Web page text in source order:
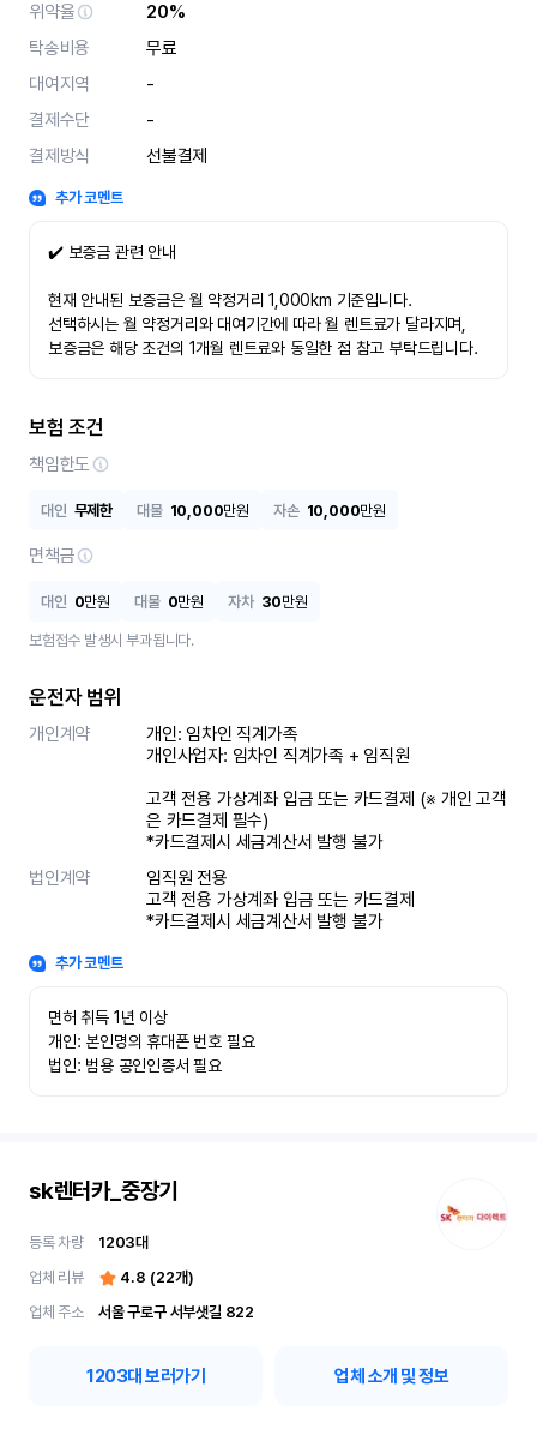
위약율
20%
탁송비용
무료
대여지역
-
결제수단
-
결제방식
선불결제
추가 코멘트
✔️ 보증금 관련 안내
현재 안내된 보증금은 월 약정거리 1,000km 기준입니다.
선택하시는 월 약정거리와 대여기간에 따라 월 렌트료가 달라지며,
보증금은 해당 조건의 1개월 렌트료와 동일한 점 참고 부탁드립니다.
보험 조건
책임한도
대인 무제한 대물 10,000만원 자손 10,000만원
면책금
대인 0만원 대물 0만원 자차 30만원
보험접수 발생시 부과됩니다.
운전자 범위
개인계약
개인: 임차인 직계가족
개인사업자: 임차인 직계가족 + 임직원
고객 전용 가상계좌 입금 또는 카드결제 (※ 개인 고객
은 카드결제 필수)
*카드결제시 세금계산서 발행 불가
법인계약
임직원 전용
고객 전용 가상계좌 입금 또는 카드결제
*카드결제시 세금계산서 발행 불가
추가 코멘트
면허 취득 1년 이상
개인: 본인명의 휴대폰 번호 필요
법인: 범용 공인인증서 필요
sk렌터카_중장기
등록 차량 1203대
업체 리뷰
4.8 (22개)
업체 주소
서울 구로구 서부샛길 822
1203대 보러가기 업체 소개 및 정보